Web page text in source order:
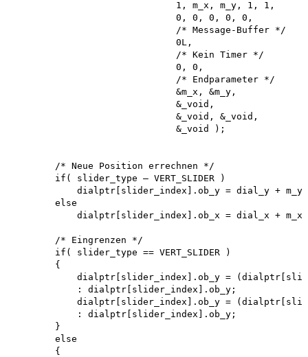
                              1, m_x, m_y, 1, 1,
                              0, 0, 0, 0, 0,
                              /* Message-Buffer */
                              0L,
                              /* Kein Timer */
                              0, 0,
                              /* Endparameter */
                              &m_x, &m_y,
                              &_void,
                              &_void, &_void,
                              &_void );
        /* Neue Position errechnen */
        if( slider_type — VERT_SLIDER )
dialptr[slider_index].ob_y = dial_y + m_y
        else
dialptr[slider_index].ob_x = dial_x + m_x
        /* Eingrenzen */
        if( slider_type == VERT_SLIDER )
        {
dialptr[slider_index].ob_y =
            : dialptr[slider_index].ob_y;
dialptr[slider_index].ob_y =
            : dialptr[slider_index].ob_y;
        }
        else
        {